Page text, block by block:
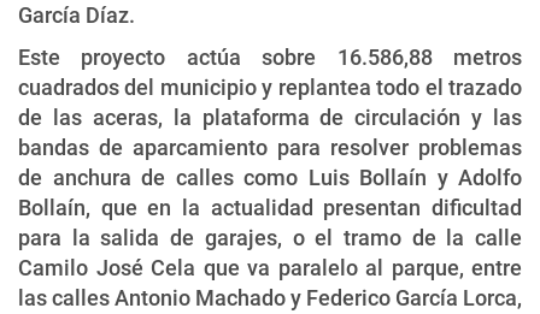
García Díaz.
Este proyecto actúa sobre 16.586,88 metros
cuadrados del municipio y replantea todo el trazado
de las aceras, la plataforma de circulación y las
bandas de aparcamiento para resolver problemas
de anchura de calles como Luis Bollaín y Adolfo
Bollaín, que en la actualidad presentan dificultad
para la salida de garajes, o el tramo de la calle
Camilo José Cela que va paralelo al parque, entre
las calles Antonio Machado y Federico García Lorca,